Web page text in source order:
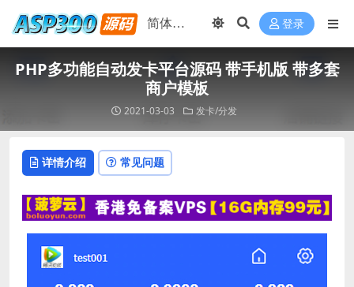
登录
PHP多功能自动发卡平台源码 带手机版 带多套
商户模板
2021-03-03 发卡/分发
详情介绍 常见问题